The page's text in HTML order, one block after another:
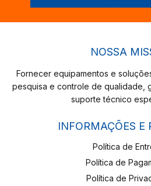
NOSSA
Fornecer equipamentos e
pesquisa e controle de qualidade,
suporte técnico
INFORMAÇÕES E
Política de
Política de
Política de